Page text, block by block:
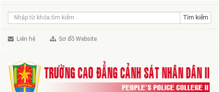
Liên hệ Sơ đồ Website